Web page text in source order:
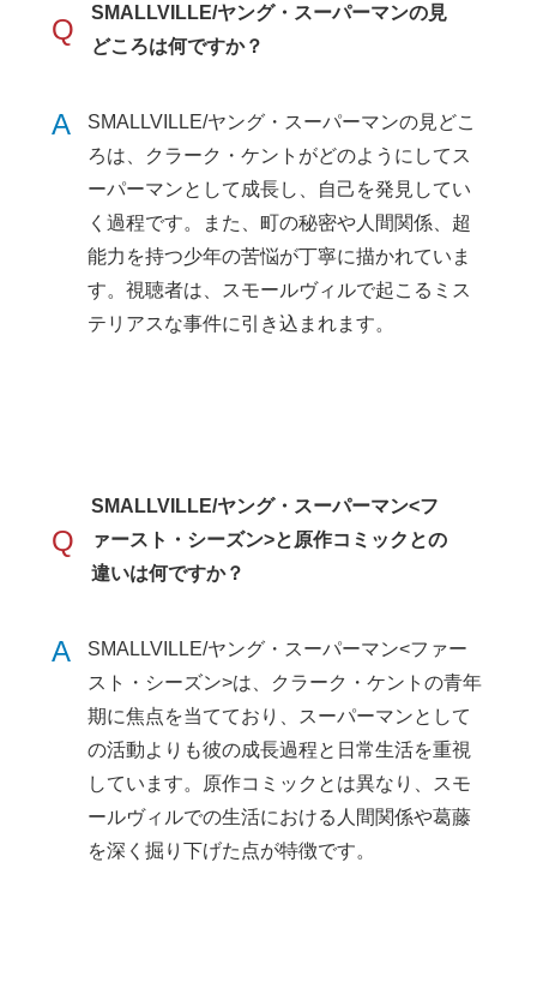
Q
SMALLVILLE/ヤング・スーパーマンの見
どころは何ですか？
A
SMALLVILLE/ヤング・スーパーマンの見どこ
ろは、クラーク・ケントがどのようにしてス
ーパーマンとして成長し、自己を発見してい
く過程です。また、町の秘密や人間関係、超
能力を持つ少年の苦悩が丁寧に描かれていま
す。視聴者は、スモールヴィルで起こるミス
テリアスな事件に引き込まれます。
Q
SMALLVILLE/ヤング・スーパーマン<フ
ァースト・シーズン>と原作コミックとの
違いは何ですか？
A
SMALLVILLE/ヤング・スーパーマン<ファー
スト・シーズン>は、クラーク・ケントの青年
期に焦点を当てており、スーパーマンとして
の活動よりも彼の成長過程と日常生活を重視
しています。原作コミックとは異なり、スモ
ールヴィルでの生活における人間関係や葛藤
を深く掘り下げた点が特徴です。